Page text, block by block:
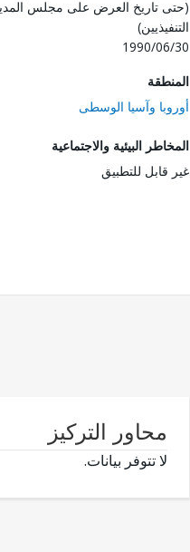
(حتى تاريخ العرض على مجلس
التنفيذيين)
1990/06/30
المنطقة
أوروبا وآسيا الوسطى
المخاطر البيئية والاجتماعية
غير قابل للتطبيق
محاور التركيز
لا تتوفر بيانات.